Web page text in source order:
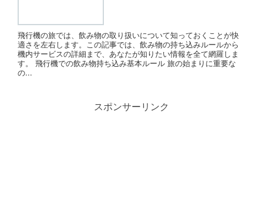
飛行機の旅では、飲み物の取り扱いについて知っておくことが快
適さを左右します。この記事では、飲み物の持ち込みルールから
機内サービスの詳細まで、あなたが知りたい情報を全て網羅しま
す。 飛行機での飲み物持ち込み基本ルール 旅の始まりに重要な
の...
スポンサーリンク